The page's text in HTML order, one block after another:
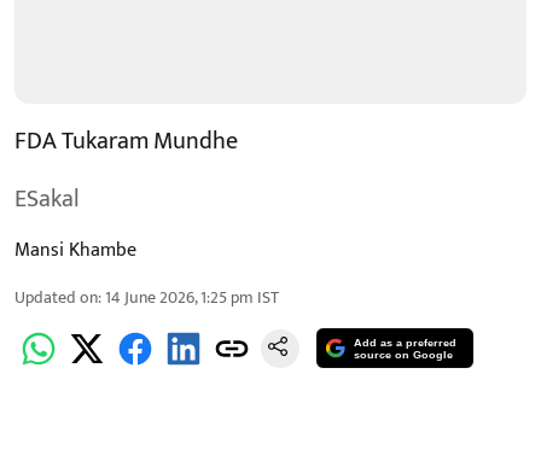
FDA Tukaram Mundhe
ESakal
Mansi Khambe
Updated on:14 June 2026, 1:25 pm IST
Add as a preferred
source on Google